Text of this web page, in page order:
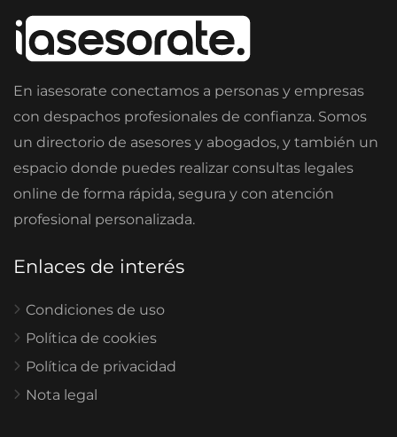
En iasesorate conectamos a personas y empresas
con despachos profesionales de confianza. Somos
un directorio de asesores y abogados, y también un
espacio donde puedes realizar consultas legales
online de forma rápida, segura y con atención
profesional personalizada.
Enlaces de interés
Condiciones de uso
Política de cookies
Política de privacidad
Nota legal